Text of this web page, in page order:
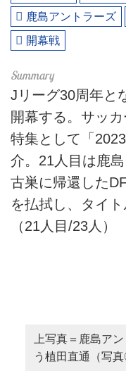
鹿島アントラーズ
開幕戦
Jリーグ30周年と
開幕する。サッ
特集として「
介。21人目は鹿
古巣に帰還した
を払拭し、タイ
（21人目/23人）
上写真＝鹿島ア
う植田直通（写